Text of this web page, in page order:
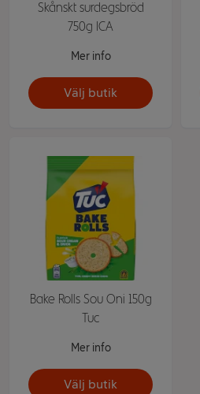
Skånskt surdegsbröd
750g ICA
Mer info
Välj butik
Bake Rolls Sou Oni 150g
Tuc
Mer info
Välj butik